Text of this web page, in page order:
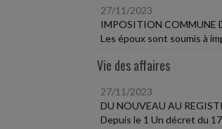
27/11/2023
IMPOSITION COMMUNE
Les époux sont soumis à
Vie des affaires
27/11/2023
DU NOUVEAU AU
Depuis le 1 Un décret du